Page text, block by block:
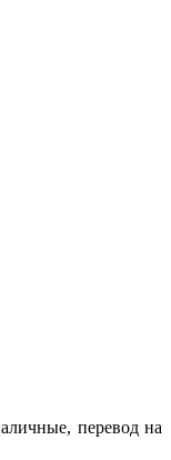
перевод на